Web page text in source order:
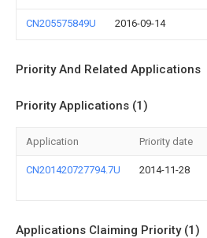
CN205575849U 2016-09-14
Priority And Related Applications
Priority Applications (1)
Application Priority date
CN201420727794.7U 2014-11-28
Applications Claiming Priority (1)